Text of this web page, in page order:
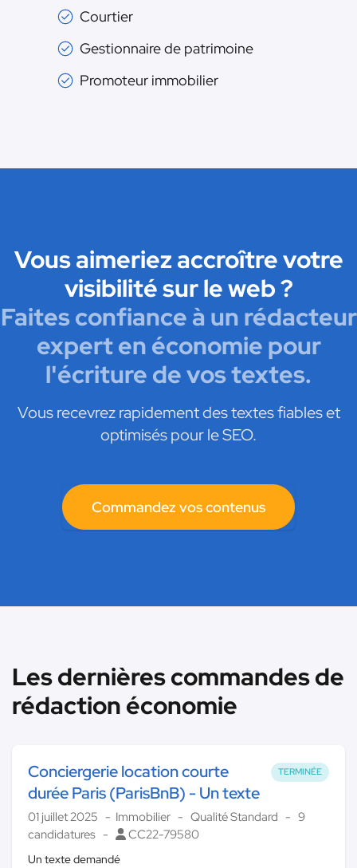
Courtier
Gestionnaire de patrimoine
Promoteur immobilier
Vous aimeriez accroître votre
visibilité sur le web ?
Faites confiance à un rédacteur
expert en économie pour
l'écriture de vos textes.
Vous recevrez rapidement des textes fiables et
optimisés pour le SEO.
Commandez vos contenus
Les dernières commandes de
rédaction économie
TERMINÉE
Conciergerie location courte
durée Paris (ParisBnB) - Un texte
01 juillet 2025 Immobilier Qualité Standard
9
candidatures
CC22-79580
Un texte demandé